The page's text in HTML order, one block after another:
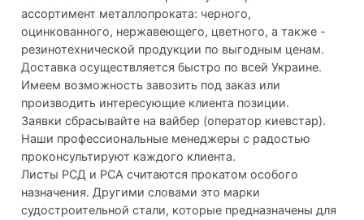
ассортимент металлопроката: черного,
оцинкованного, нержавеющего, цветного, а также -
резинотехнической продукции по выгодным ценам.
Доставка осуществляется быстро по всей Украине.
Имеем возможность завозить под заказ или
производить интересующие клиента позиции.
Заявки сбрасывайте на вайбер (оператор киевстар).
Наши профессиональные менеджеры с радостью
проконсультируют каждого клиента.
Листы РСД и РСА считаются прокатом особого
назначения. Другими словами это марки
судостроительной стали, которые предназначены для